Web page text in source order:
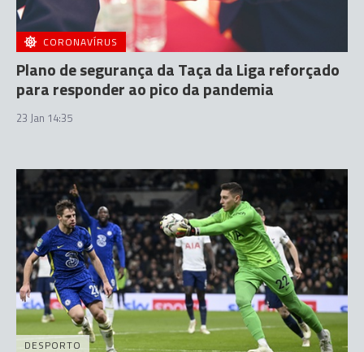
CORONAVÍRUS
Plano de segurança da Taça da Liga reforçado
para responder ao pico da pandemia
23 Jan 14:35
DESPORTO